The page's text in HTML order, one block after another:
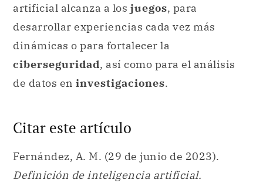
artificial alcanza a los juegos, para
desarrollar experiencias cada vez más
dinámicas o para fortalecer la
ciberseguridad, así como para el análisis
de datos en investigaciones.
Citar este artículo
Fernández, A. M. (29 de junio de 2023).
Definición de inteligencia artificial.